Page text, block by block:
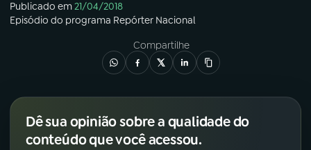
Publicado em21/04/2018
Episódio do programa Repórter Nacional
Compartilhe
Dê sua opinião sobre a qualidade do
conteúdo que você acessou.